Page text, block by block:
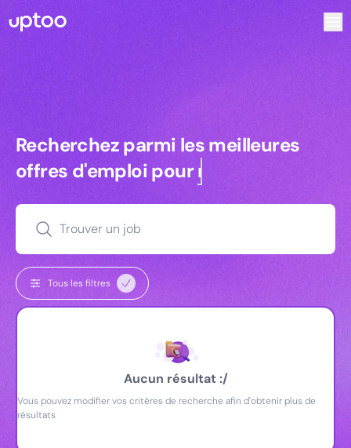
Recherchez parmi les meilleures
Recherchez parmi les meilleures
offres d'emploi pourcommerciaux
Trouver un job
Tous les filtres
Aucun résultat :/
Vous pouvez modifier vos critères de recherche afin d'obtenir plus de
résultats